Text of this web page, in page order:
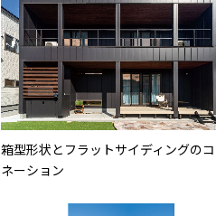
箱型形状とフラットサイディングの
ネーション